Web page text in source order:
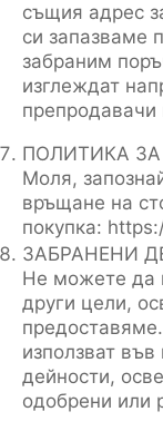
същия адрес
си запазваме
забраним
изглеждат
препродавачи
ПОЛИТИКА
Моля,
връщане на
покупка:
ЗАБРАНЕНИ
Не можете да
други цели,
използват във
дейности,
одобрени или